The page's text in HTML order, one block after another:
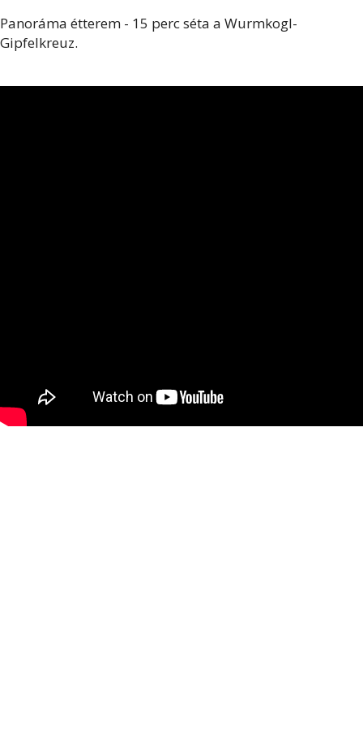
Panoráma étterem - 15 perc séta a Wurmkogl-
Gipfelkreuz.